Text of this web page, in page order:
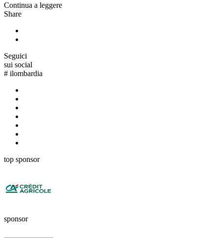
Continua a leggere
Share
Seguici
sui social
# ilombardia
top sponsor
sponsor